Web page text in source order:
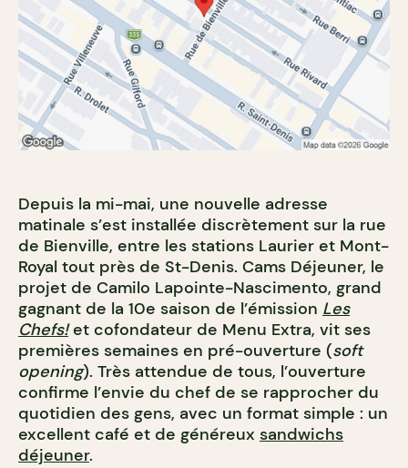
Depuis la mi-mai, une nouvelle adresse
matinale s’est installée discrètement sur la rue
de Bienville, entre les stations Laurier et Mont-
Royal tout près de St-Denis. Cams Déjeuner, le
projet de Camilo Lapointe-Nascimento, grand
gagnant de la 10e saison de l’émission Les
Chefs!et cofondateur de Menu Extra, vit ses
premières semaines en pré-ouverture (soft
opening). Très attendue de tous, l’ouverture
confirme l’envie du chef de se rapprocher du
quotidien des gens, avec un format simple : un
excellent café et de généreux sandwichs
déjeuner.